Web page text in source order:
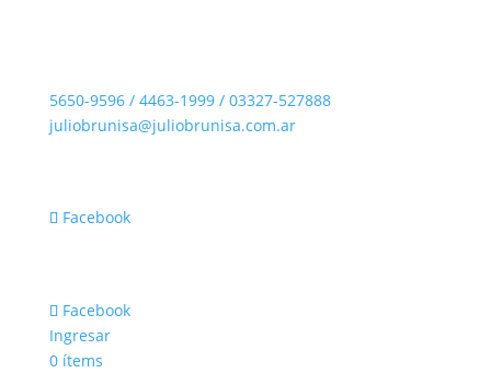
5650-9596 / 4463-1999 / 03327-527888
juliobrunisa@juliobrunisa.com.ar
Facebook
Facebook
Ingresar
0 ítems